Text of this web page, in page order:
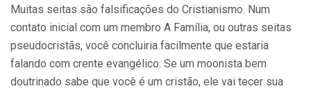
Muitas seitas são falsificações do Cristianismo. Num
contato inicial com um membro A Família, ou outras seitas
pseudocristãs, você concluiria facilmente que estaria
falando com crente evangélico. Se um moonista bem
doutrinado sabe que você é um cristão, ele vai tecer sua